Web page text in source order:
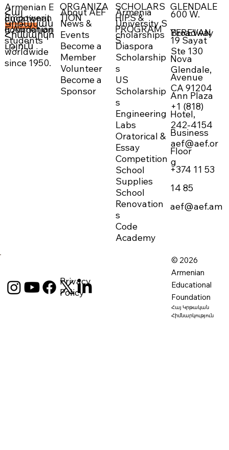
© 2026
Armenian
Educational
Foundation
Հայ Կրթական
Հիմնարկություն
Privacy
Policy
19 Sayat
Nova
Avenue
Ann Plaza
Hotel,
Business
Floor
+374 11 53
14 85
aef@aef.am
YEREVAN
600 W.
Broadway
Ste 130
Glendale,
CA 91204
+1 (818)
242-4154
aef@aef.or
g
GLENDALE
Armenia
University S
cholarships
Diaspora
Scholarship
s
US
Scholarship
s
Engineering
Labs
Oratorical &
Essay
Competition
School
Supplies
School
Renovation
s
Code
Academy
SCHOLARS
HIPS &
PROGRAM
S
About AEF
News &
Events
Become a
Member
Volunteer
Become a
Sponsor
ORGANIZA
TION
DONATE NOW →
Empowerin
g Armenian
students
worldwide
since 1950.
Հայ
Կրթական
Հիմնարկո
ւթյուն
Armenian E
ducational
Foundation